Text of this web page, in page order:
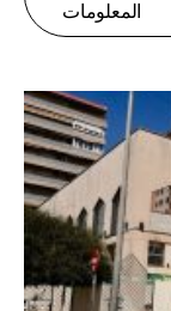
المعلومات